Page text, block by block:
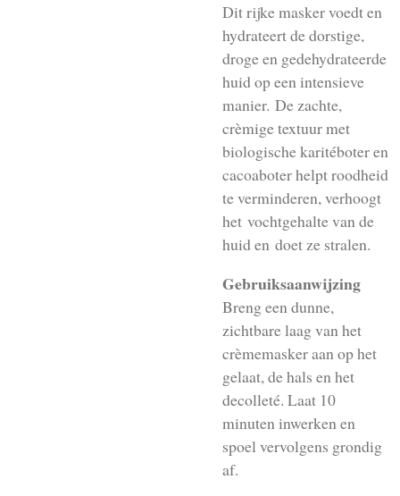
Dit rijke masker voedt en
hydrateert de dorstige,
droge en gedehydrateerde
huid op een intensieve
manier. De zachte,
crèmige textuur met
biologische karitéboter en
cacoaboter helpt roodheid
te verminderen, verhoogt
het vochtgehalte van de
huid en doet ze stralen.
Gebruiksaanwijzing
Breng een dunne,
zichtbare laag van het
crèmemasker aan op het
gelaat, de hals en het
decolleté. Laat 10
minuten inwerken en
spoel vervolgens grondig
af.